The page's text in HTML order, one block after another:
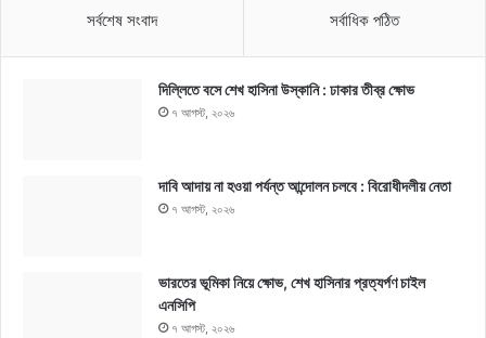
সর্বশেষ সংবাদ সর্বাধিক পঠিত
দিল্লিতে বসে শেখ হাসিনা উস্কানি : ঢাকার তীব্র ক্ষোভ
৭ আগস্ট, ২০২৬
দাবি আদায় না হওয়া পর্যন্ত আন্দোলন চলবে : বিরোধীদলীয় নেতা
৭ আগস্ট, ২০২৬
ভারতের ভূমিকা নিয়ে ক্ষোভ, শেখ হাসিনার প্রত্যর্পণ চাইল
এনসিপি
৭ আগস্ট, ২০২৬